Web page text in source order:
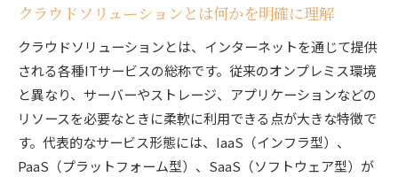
クラウドソリューションとは何かを明確に理解
クラウドソリューションとは、インターネットを通じて提供
される各種ITサービスの総称です。従来のオンプレミス環境
と異なり、サーバーやストレージ、アプリケーションなどの
リソースを必要なときに柔軟に利用できる点が大きな特徴で
す。代表的なサービス形態には、IaaS（インフラ型）、
PaaS（プラットフォーム型）、SaaS（ソフトウェア型）が